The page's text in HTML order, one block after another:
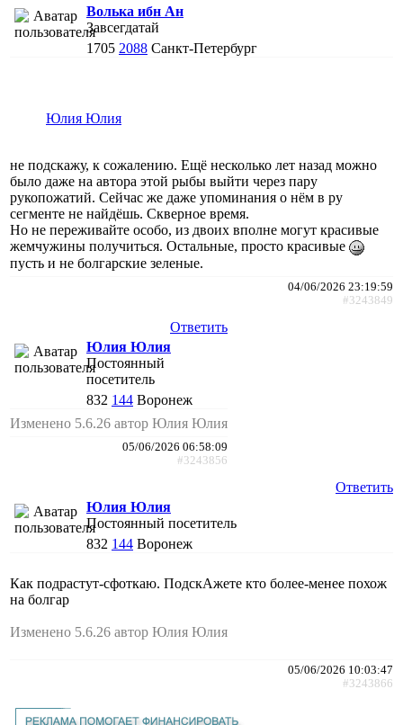
Волька ибн Ан
Завсегдатай
1705 2088 Санкт-Петербург
Юлия Юлия
не подскажу, к сожалению. Ещё несколько лет назад можно
было даже на автора этой рыбы выйти через пару
рукопожатий. Сейчас же даже упоминания о нём в ру
сегменте не найдёшь. Скверное время.
Но не переживайте особо, из двоих вполне могут красивые
жемчужины получиться. Остальные, просто красивые
пусть и не болгарские зеленые.
04/06/2026 23:19:59
#3243849
Ответить
Юлия Юлия
Постоянный
посетитель
832 144 Воронеж
Изменено 5.6.26 автор Юлия Юлия
05/06/2026 06:58:09
#3243856
Ответить
Юлия Юлия
Постоянный посетитель
832 144 Воронеж
Как подрастут-сфоткаю. ПодскАжете кто более-менее похож
на болгар
Изменено 5.6.26 автор Юлия Юлия
05/06/2026 10:03:47
#3243866